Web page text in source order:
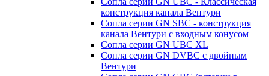
конструкция канала Вентури
Сопла серии GN SBC - конструкция
канала Вентури c входным конусом
Сопла серии GN UBC XL
Сопла серии GN DVBC с двойным
Вентури